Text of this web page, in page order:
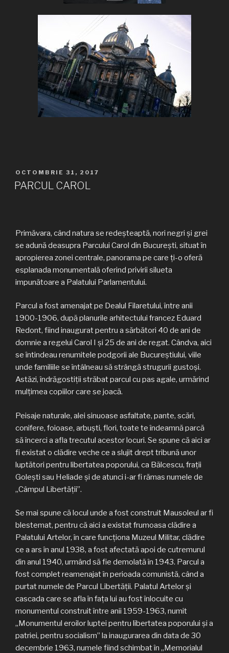
PUBLICAT
PE
OCTOMBRIE 31, 2017
PARCUL CAROL
Primăvara, când natura se redeşteaptă, nori negri şi grei
se adună deasupra Parcului Carol din Bucureşti, situat în
apropierea zonei centrale, panorama pe care ţi-o oferă
esplanada monumentală oferind privirii silueta
impunătoare a Palatului Parlamentului.
Parcul a fost amenajat pe Dealul Filaretului, între anii
1900-1906, după planurile arhitectului francez Eduard
Redont, fiind inaugurat pentru a sărbători 40 de ani de
domnie a regelui Carol I şi 25 de ani de regat. Cândva, aici
se întindeau renumitele podgorii ale Bucureştiului, viile
unde familiile se întâlneau să strângă strugurii gustoşi.
Astăzi, îndrăgostiţii străbat parcul cu pas agale, urmărind
mulţimea copiilor care se joacă.
Peisaje naturale, alei sinuoase asfaltate, pante, scări,
conifere, foioase, arbuşti, flori, toate te îndeamnă parcă
să încerci a afla trecutul acestor locuri. Se spune că aici ar
fi existat o clădire veche ce a slujit drept tribună unor
luptători pentru libertatea poporului, ca Bălcescu, fraţii
Goleşti sau Heliade şi de atunci i-ar fi rămas numele de
„Câmpul Libertăţii”.
Se mai spune că locul unde a fost construit Mausoleul ar fi
blestemat, pentru că aici a existat frumoasa clădire a
Palatului Artelor, în care funcţiona Muzeul Militar, clădire
ce a ars în anul 1938, a fost afectată apoi de cutremurul
din anul 1940, urmând să fie demolată în 1943. Parcul a
fost complet reamenajat în perioada comunistă, când a
purtat numele de Parcul Libertăţii. Palatul Artelor şi
cascada care se afla în faţa lui au fost înlocuite cu
monumentul construit între anii 1959-1963, numit
„Monumentul eroilor luptei pentru libertatea poporului şi a
patriei, pentru socialism” la inaugurarea din data de 30
decembrie 1963, numele fiind schimbat în „Memorialul